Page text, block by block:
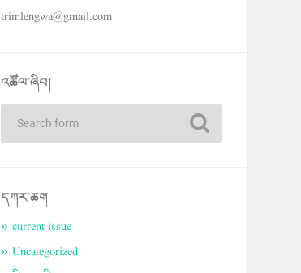
trimlengwa@gmail.com
འཚོལ་ཞིབ།
དཀར་ཆག
current issue
Uncategorized